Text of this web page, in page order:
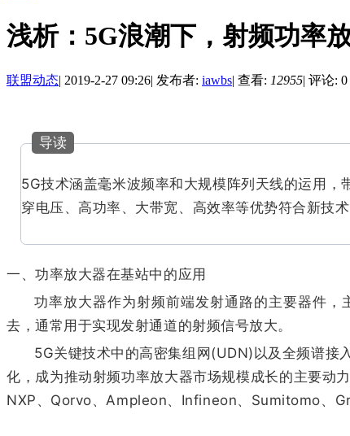
浅析：5G浪潮下，射频功率
联盟动态| 2019-2-27 09:26| 发布者: iawbs| 查看: 12955| 评论: 0
导读
5G技术涵盖毫米波频率和大规模阵列天线的运用
穿电压、高功率、大带宽、高效率等优势符合新技
一、功率放大器在基站中的应用
功率放大器作为射频前端发射通路的主要器件
去，通常用于实现发射通道的射频信号放大。
5G关键技术中的高密集组网(UDN)以及全频谱接
化，成为推动射频功率放大器市场规模成长的主要动
NXP、Qorvo、Ampleon、Infineon、Sumitomo、